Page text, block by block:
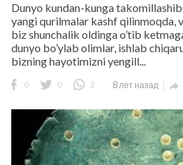
Dunyo kundan-kunga
yangi qurilmalar kashf qilinmoqda,
biz shunchalik oldinga o’tib
dunyo bo’ylab olimlar, ishlab
bizning hayotimizni yengill...
0 0 2 8 лет назад 